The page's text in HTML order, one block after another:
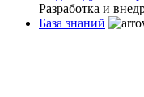
Разработка и
База знаний